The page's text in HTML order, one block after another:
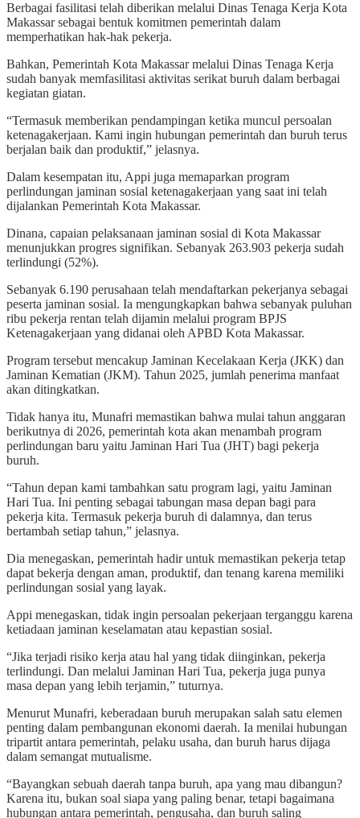
Berbagai fasilitasi telah diberikan melalui Dinas Tenaga Kerja Kota
Makassar sebagai bentuk komitmen pemerintah dalam
memperhatikan hak-hak pekerja.
Bahkan, Pemerintah Kota Makassar melalui Dinas Tenaga Kerja
sudah banyak memfasilitasi aktivitas serikat buruh dalam berbagai
kegiatan giatan.
“Termasuk memberikan pendampingan ketika muncul persoalan
ketenagakerjaan. Kami ingin hubungan pemerintah dan buruh terus
berjalan baik dan produktif,” jelasnya.
Dalam kesempatan itu, Appi juga memaparkan program
perlindungan jaminan sosial ketenagakerjaan yang saat ini telah
dijalankan Pemerintah Kota Makassar.
Dinana, capaian pelaksanaan jaminan sosial di Kota Makassar
menunjukkan progres signifikan. Sebanyak 263.903 pekerja sudah
terlindungi (52%).
Sebanyak 6.190 perusahaan telah mendaftarkan pekerjanya sebagai
peserta jaminan sosial. Ia mengungkapkan bahwa sebanyak puluhan
ribu pekerja rentan telah dijamin melalui program BPJS
Ketenagakerjaan yang didanai oleh APBD Kota Makassar.
Program tersebut mencakup Jaminan Kecelakaan Kerja (JKK) dan
Jaminan Kematian (JKM). Tahun 2025, jumlah penerima manfaat
akan ditingkatkan.
Tidak hanya itu, Munafri memastikan bahwa mulai tahun anggaran
berikutnya di 2026, pemerintah kota akan menambah program
perlindungan baru yaitu Jaminan Hari Tua (JHT) bagi pekerja
buruh.
“Tahun depan kami tambahkan satu program lagi, yaitu Jaminan
Hari Tua. Ini penting sebagai tabungan masa depan bagi para
pekerja kita. Termasuk pekerja buruh di dalamnya, dan terus
bertambah setiap tahun,” jelasnya.
Dia menegaskan, pemerintah hadir untuk memastikan pekerja tetap
dapat bekerja dengan aman, produktif, dan tenang karena memiliki
perlindungan sosial yang layak.
Appi menegaskan, tidak ingin persoalan pekerjaan terganggu karena
ketiadaan jaminan keselamatan atau kepastian sosial.
“Jika terjadi risiko kerja atau hal yang tidak diinginkan, pekerja
terlindungi. Dan melalui Jaminan Hari Tua, pekerja juga punya
masa depan yang lebih terjamin,” tuturnya.
Menurut Munafri, keberadaan buruh merupakan salah satu elemen
penting dalam pembangunan ekonomi daerah. Ia menilai hubungan
tripartit antara pemerintah, pelaku usaha, dan buruh harus dijaga
dalam semangat mutualisme.
“Bayangkan sebuah daerah tanpa buruh, apa yang mau dibangun?
Karena itu, bukan soal siapa yang paling benar, tetapi bagaimana
hubungan antara pemerintah, pengusaha, dan buruh saling